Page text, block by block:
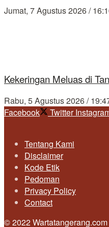
Jumat, 7 Agustus 2026 /
Kekeringan Meluas di
Rabu, 5 Agustus 2026 /
Facebook
Twitter
Tentang Kami
Disclaimer
Kode Etik
Pedoman
Privacy Policy
Contact
© 2022